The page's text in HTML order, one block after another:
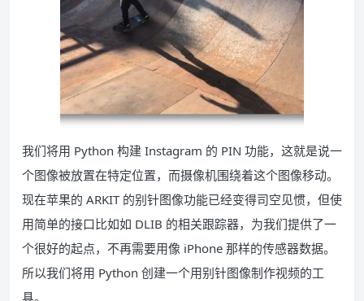
我们将用 Python 构建 Instagram 的 PIN 功能，这就是说一
个图像被放置在特定位置，而摄像机围绕着这个图像移动。
现在苹果的 ARKIT 的别针图像功能已经变得司空见惯，但使
用简单的接口比如如 DLIB 的相关跟踪器，为我们提供了一
个很好的起点，不再需要用像 iPhone 那样的传感器数据。
所以我们将用 Python 创建一个用别针图像制作视频的工
具。